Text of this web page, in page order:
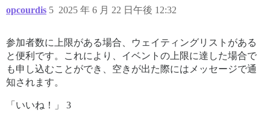
opcourdis 2025 年 6 月 22 日午後 12:32
5
参加者数に上限がある場合、ウェイティングリストがある
と便利です。これにより、イベントの上限に達した場合で
も申し込むことができ、空きが出た際にはメッセージで通
知されます。
「いいね！」 3